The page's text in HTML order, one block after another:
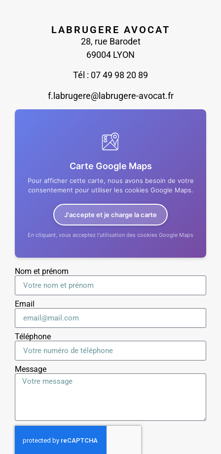
LABRUGERE AVOCAT
28, rue Barodet
69004 LYON
Tél : 07 49 98 20 89
f.labrugere@labrugere-avocat.fr
Carte Google Maps
Pour afficher cette carte, nous avons besoin de votre
consentement pour utiliser les cookies Google Maps.
J'accepte et je charge la carte
En cliquant, vous acceptez l'utilisation des cookies Google Maps
Nom et prénom
Email
Téléphone
Message